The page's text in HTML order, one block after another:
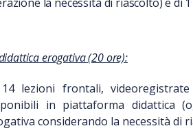
erogativa (20 ore):
lezioni frontali,
in piattaforma didattica
considerando la necessità di